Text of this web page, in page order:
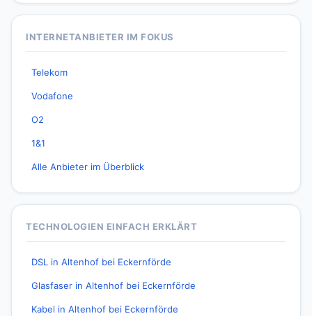
INTERNETANBIETER IM FOKUS
Telekom
Vodafone
O2
1&1
Alle Anbieter im Überblick
TECHNOLOGIEN EINFACH ERKLÄRT
DSL in Altenhof bei Eckernförde
Glasfaser in Altenhof bei Eckernförde
Kabel in Altenhof bei Eckernförde